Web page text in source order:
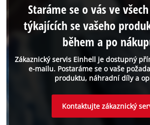
Zákaznický servis Einhell je dostupný
e-mailu. Postaráme se o vaše
produktu, náhradní díly a
Staráme se o vás ve
týkajících se vašeho
během a po
Kontaktujte zákaznický